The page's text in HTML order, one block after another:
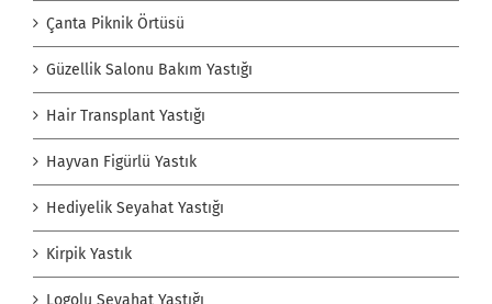
Çanta Piknik Örtüsü
Güzellik Salonu Bakım Yastığı
Hair Transplant Yastığı
Hayvan Figürlü Yastık
Hediyelik Seyahat Yastığı
Kirpik Yastık
Logolu Seyahat Yastığı